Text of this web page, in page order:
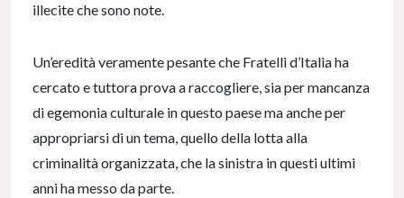
illecite che sono note.
Un’eredità veramente pesante che Fratelli d’Italia ha
cercato e tuttora prova a raccogliere, sia per mancanza
di egemonia culturale in questo paese ma anche per
appropriarsi di un tema, quello della lotta alla
criminalità organizzata, che la sinistra in questi ultimi
anni ha messo da parte.